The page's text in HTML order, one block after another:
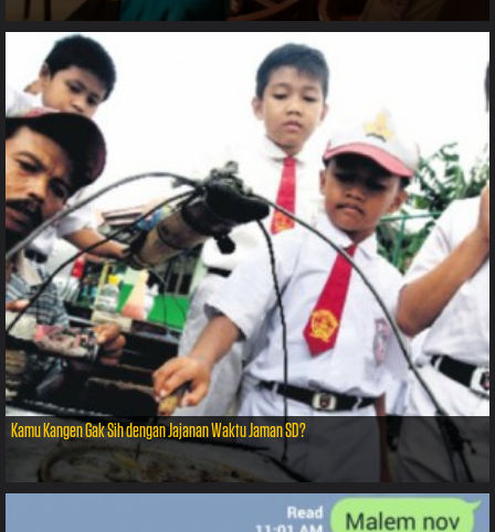
Kamu Kangen Gak Sih dengan Jajanan Waktu Jaman SD?